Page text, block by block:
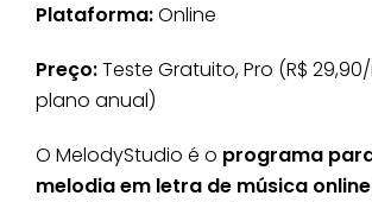
Plataforma:Online
Preço:Teste Gratuito, Pro (R$
plano anual)
O MelodyStudio é o programa
melodia em letra de música online